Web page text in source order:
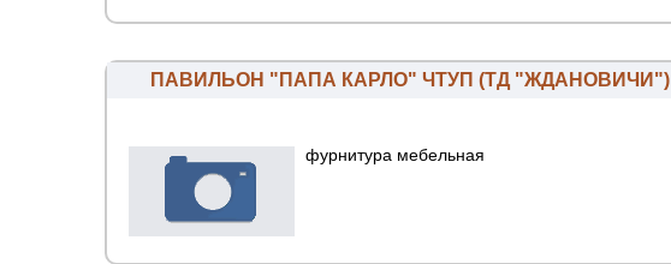
ПАВИЛЬОН "ПАПА КАРЛО" ЧТУП (ТД "ЖДАНОВИЧИ")
фурнитура мебельная